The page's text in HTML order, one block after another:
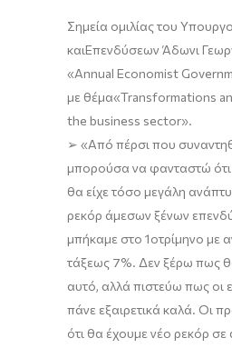
Σημεία ομιλίαςτου
καιΕπενδύσεων Άδωνι
«Annual Economist
με θέμα«Transformations
the business sector».
➢ «Από πέρσι που
μπορούσα να φανταστώ ότι
θα είχε τόσο μεγάλη
ρεκόρ άμεσων ξένων
μπήκαμε στο 1οτρίμηνο με
τάξεως 7%. Δεν ξέρω πως
αυτό, αλλά πιστεύω πως οι
πάνε εξαιρετικά καλά. Οι
ότι θα έχουμε νέο ρεκόρ σε